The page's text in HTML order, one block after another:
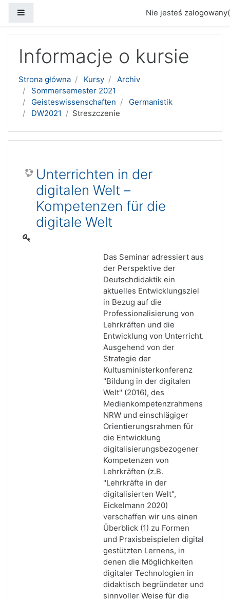
Nie jesteś
Informacje o kursie
Strona główna Kursy
Archiv
Sommersemester 2021
Geisteswissenschaften
Germanistik
DW2021
Streszczenie
Unterrichten in der
digitalen Welt –
Kompetenzen für die
digitale Welt
Das Seminar adressiert aus
der Perspektive der
Deutschdidaktik ein
aktuelles Entwicklungsziel
in Bezug auf die
Professionalisierung von
Lehrkräften und die
Entwicklung von Unterricht.
Ausgehend von der
Strategie der
Kultusministerkonferenz
"Bildung in der digitalen
Welt" (2016), des
Medienkompetenzrahmens
NRW und einschlägiger
Orientierungsrahmen für
die Entwicklung
digitalisierungsbezogener
Kompetenzen von
Lehrkräften (z.B.
"Lehrkräfte in der
digitalisierten Welt",
Eickelmann 2020)
verschaffen wir uns einen
Überblick (1) zu Formen
und Praxisbeispielen digital
gestützten Lernens, in
denen die Möglichkeiten
digitaler Technologien in
didaktisch begründeter und
sinnvoller Weise für die